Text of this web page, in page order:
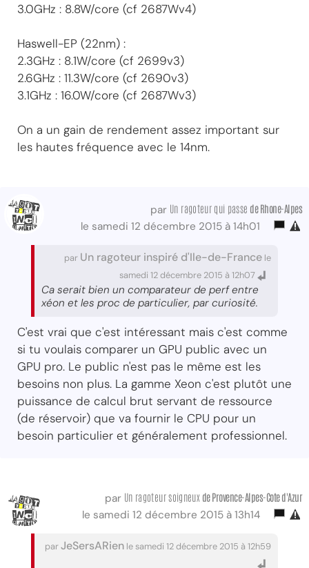
3.0GHz : 8.8W/core (cf 2687Wv4)
Haswell-EP (22nm) :
2.3GHz : 8.1W/core (cf 2699v3)
2.6GHz : 11.3W/core (cf 2690v3)
3.1GHz : 16.0W/core (cf 2687Wv3)
On a un gain de rendement assez important sur
les hautes fréquence avec le 14nm.
par Un ragoteur qui passe de Rhone-Alpes
le samedi 12 décembre 2015 à 14h01
par Un ragoteur inspiré d'Ile-de-France le
samedi 12 décembre 2015 à 12h07
Ca serait bien un comparateur de perf entre
xéon et les proc de particulier, par curiosité.
C'est vrai que c'est intéressant mais c'est comme
si tu voulais comparer un GPU public avec un
GPU pro. Le public n'est pas le même est les
besoins non plus. La gamme Xeon c'est plutôt une
puissance de calcul brut servant de ressource
(de réservoir) que va fournir le CPU pour un
besoin particulier et généralement professionnel.
par Un ragoteur soigneux de Provence-Alpes-Cote d'Azur
le samedi 12 décembre 2015 à 13h14
parJeSersARien le samedi 12 décembre 2015 à 12h59